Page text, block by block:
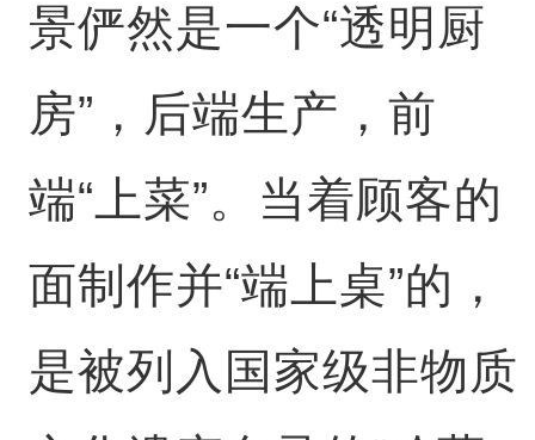
景俨然是一个“透明厨
房”，后端生产，前
端“上菜”。当着顾客的
面制作并“端上桌”的，
是被列入国家级非物质